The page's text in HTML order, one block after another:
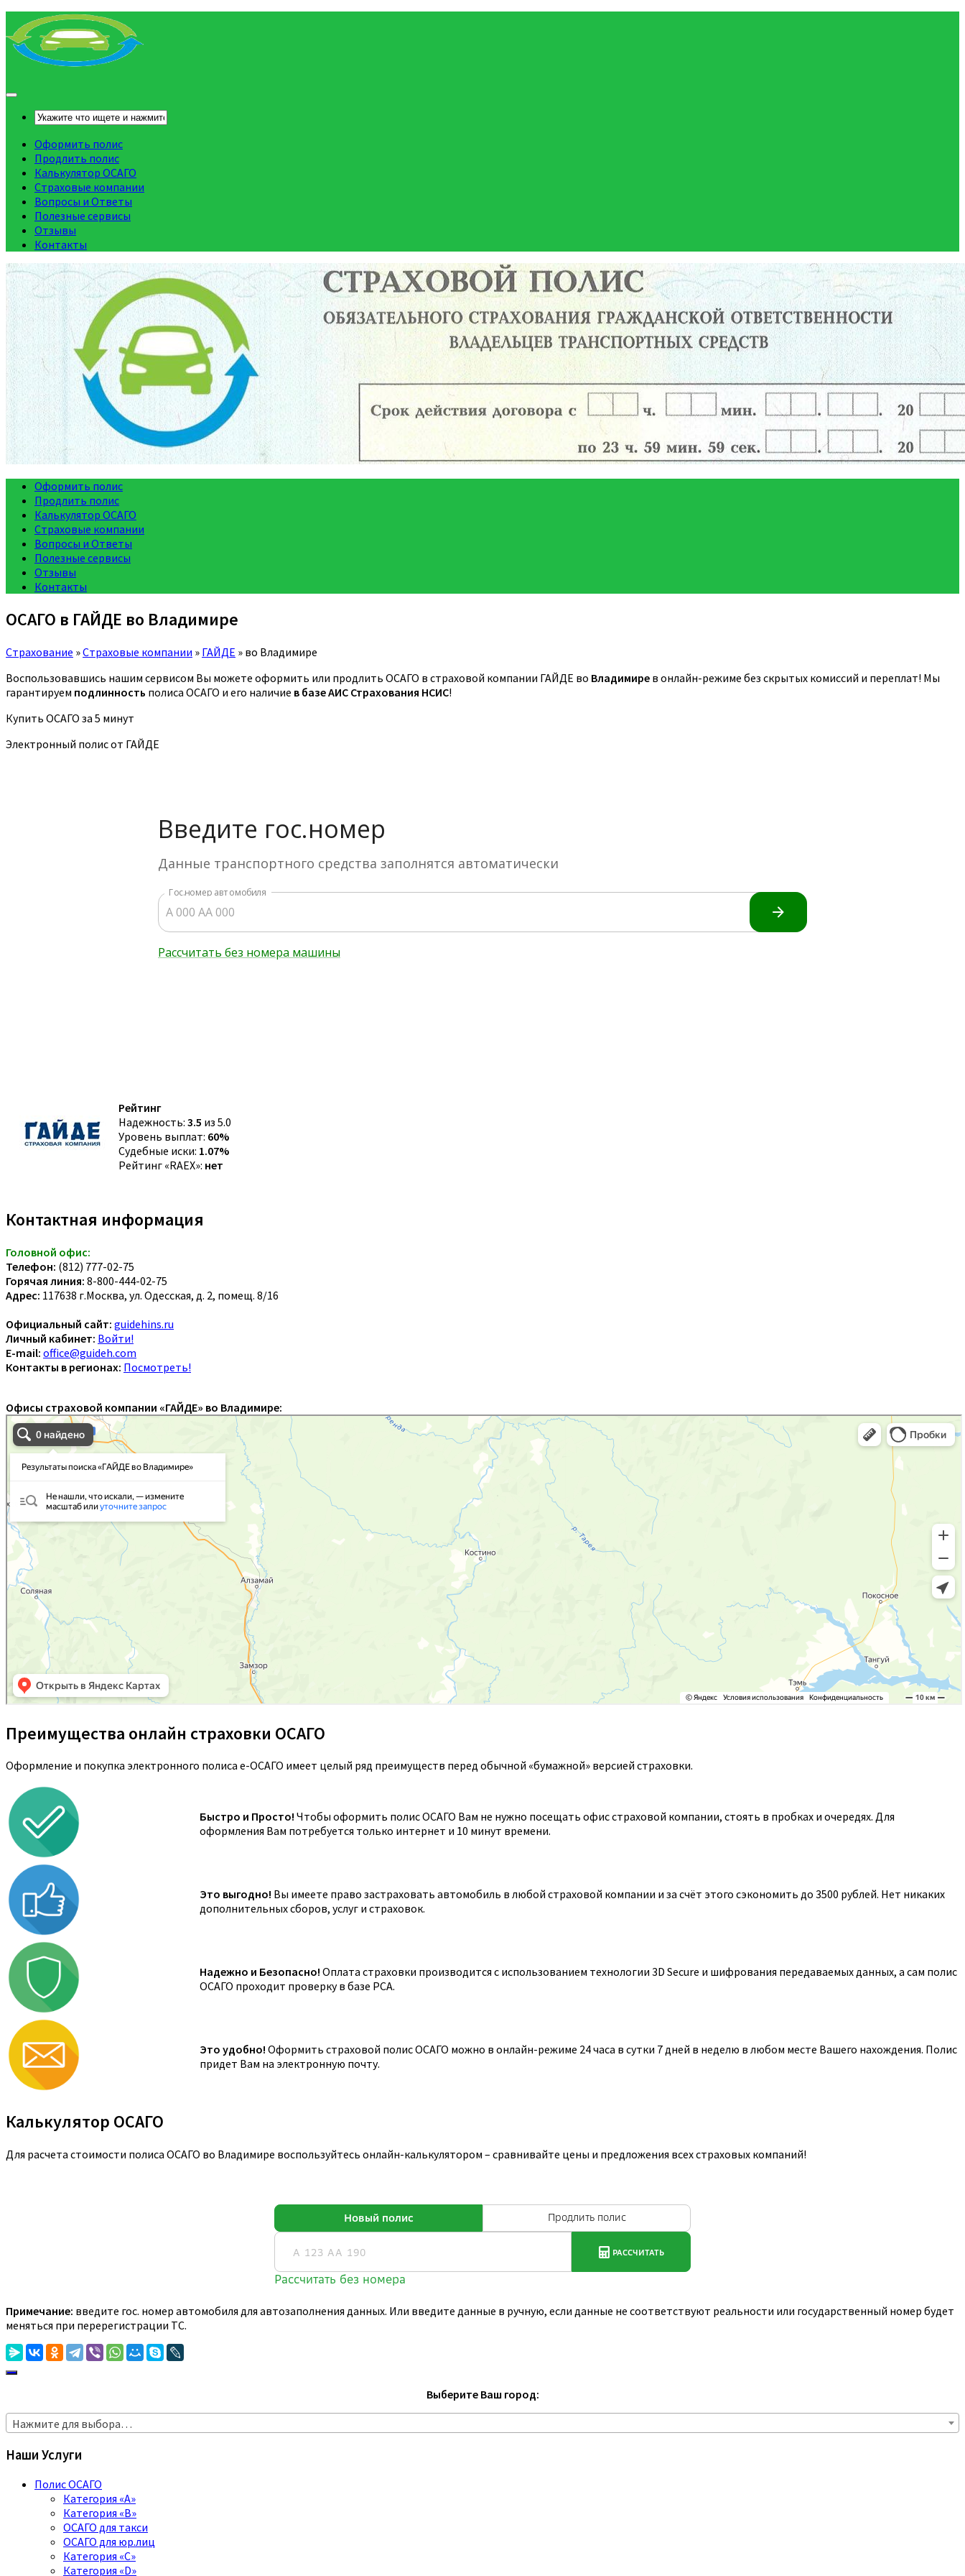
Оформить полис
Продлить полис
Калькулятор ОСАГО
Страховые компании
Вопросы и Ответы
Полезные сервисы
Отзывы
Контакты
Оформить полис
Продлить полис
Калькулятор ОСАГО
Страховые компании
Вопросы и Ответы
Полезные сервисы
Отзывы
Контакты
ОСАГО в ГАЙДЕ во Владимире
Страхование »Страховые компании » ГАЙДЕ » во Владимире
Воспользовавшись нашим сервисом Вы можете оформить или продлить ОСАГО в страховой компании ГАЙДЕ во Владимире в онлайн-режиме без скрытых комиссий и переплат! Мы
гарантируем подлинность полиса ОСАГО и его наличие в базе АИС Страхования НСИС!
Купить ОСАГО за 5 минут
Электронный полис от ГАЙДЕ
Рейтинг
Надежность: 3.5 из 5.0
Уровень выплат: 60%
Судебные иски: 1.07%
Рейтинг «RAEX»: нет
Контактная информация
Головной офис:
Телефон: (812) 777-02-75
Горячая линия: 8-800-444-02-75
Адрес: 117638 г.Москва, ул. Одесская, д. 2, помещ. 8/16
Официальный сайт: guidehins.ru
Личный кабинет: Войти!
E-mail: office@guideh.com
Контакты в регионах: Посмотреть!
Офисы страховой компании «ГАЙДЕ» во Владимире:
Преимущества онлайн страховки ОСАГО
Оформление и покупка электронного полиса е-ОСАГО имеет целый ряд преимуществ перед обычной «бумажной» версией страховки.
Быстро и Просто! Чтобы оформить полис ОСАГО Вам не нужно посещать офис страховой компании, стоять в пробках и очередях. Для
оформления Вам потребуется только интернет и 10 минут времени.
Это выгодно! Вы имеете право застраховать автомобиль в любой страховой компании и за счёт этого сэкономить до 3500 рублей. Нет никаких
дополнительных сборов, услуг и страховок.
Надежно и Безопасно! Оплата страховки производится с использованием технологии 3D Secure и шифрования передаваемых данных, а сам полис
ОСАГО проходит проверку в базе РСА.
Это удобно! Оформить страховой полис ОСАГО можно в онлайн-режиме 24 часа в сутки 7 дней в неделю в любом месте Вашего нахождения. Полис
придет Вам на электронную почту.
Калькулятор ОСАГО
Для расчета стоимости полиса ОСАГО во Владимире воспользуйтесь онлайн-калькулятором – сравнивайте цены и предложения всех страховых компаний!
Примечание: введите гос. номер автомобиля для автозаполнения данных. Или введите данные в ручную, если данные не соответствуют реальности или государственный номер будет
меняться при перерегистрации ТС.
Выберите Ваш город:
Нажмите для выбора…
Наши Услуги
Полис ОСАГО
Категория «A»
Категория «B»
ОСАГО для такси
ОСАГО для юр.лиц
Категория «C»
Категория «D»